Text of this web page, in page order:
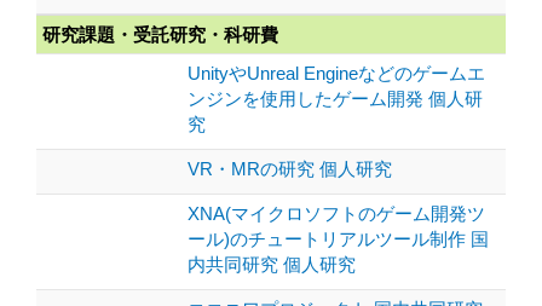
研究課題・受託研究・科研費
UnityやUnreal Engineなどのゲームエ
ンジンを使用したゲーム開発 個人研
究
VR・MRの研究 個人研究
XNA(マイクロソフトのゲーム開発ツ
ール)のチュートリアルツール制作 国
内共同研究 個人研究